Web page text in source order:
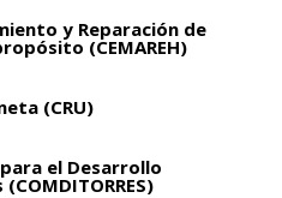
y Reparación de
(CEMAREH)
(CRU)
el Desarrollo